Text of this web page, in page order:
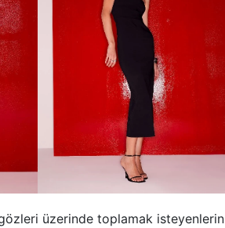
üzerinde toplamak isteyenlerin